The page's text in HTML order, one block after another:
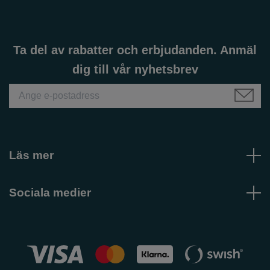
Ta del av rabatter och erbjudanden. Anmäl
dig till vår nyhetsbrev
Läs mer
Sociala medier